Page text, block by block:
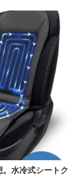
水冷式シートク